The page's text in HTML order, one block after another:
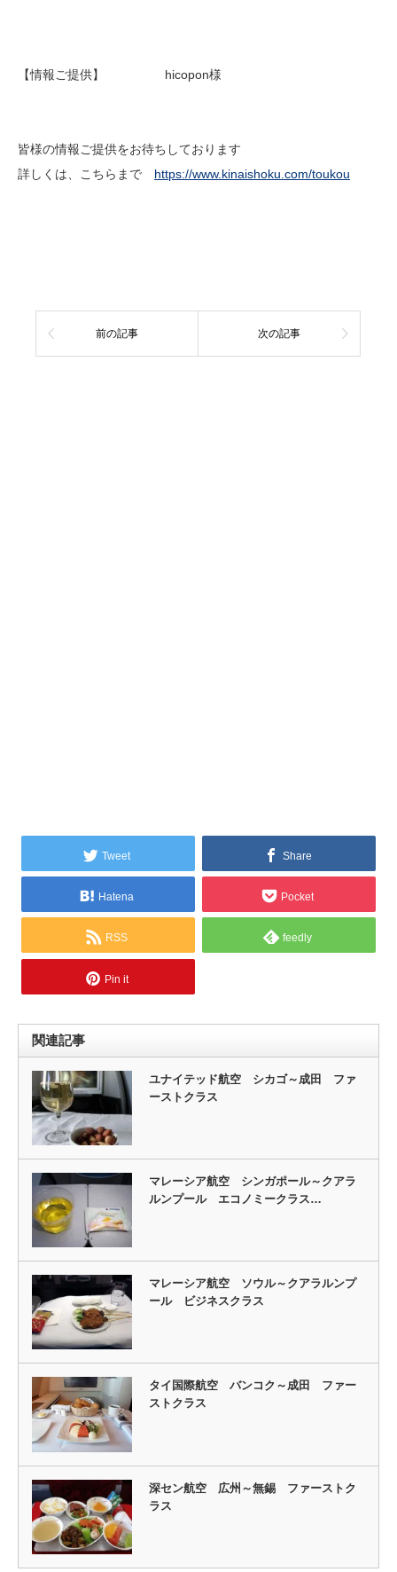
【情報ご提供】 hicopon様
皆様の情報ご提供をお待ちしております
詳しくは、こちらまで https://www.kinaishoku.com/toukou
前の記事 次の記事
Tweet Share
Hatena Pocket
RSS feedly
Pin it
関連記事
ユナイテッド航空 シカゴ～成田 ファ
ーストクラス
マレーシア航空 シンガポール～クアラ
ルンプール エコノミークラス…
マレーシア航空 ソウル～クアラルンプ
ール ビジネスクラス
タイ国際航空 バンコク～成田 ファー
ストクラス
深セン航空 広州～無錫 ファーストク
ラス